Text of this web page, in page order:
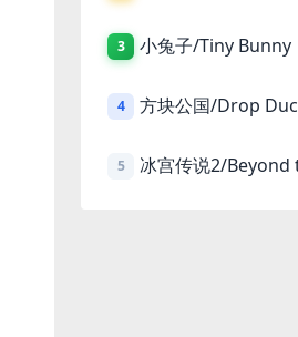
3 小兔子/Tiny Bunny
4 方块公国/Drop
5 冰宫传说2/Beyond